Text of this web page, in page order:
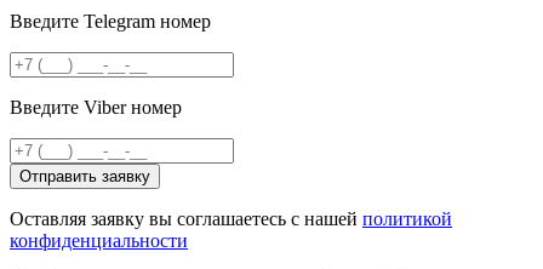
Введите Telegram номер
Введите Viber номер
Отправить заявку
Оставляя заявку вы соглашаетесь с нашей политикой
конфиденциальности